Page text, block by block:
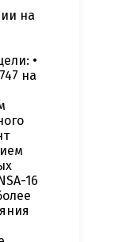
на
•
на
16